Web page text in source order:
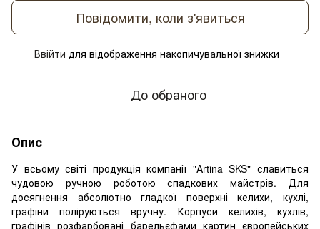
Повідомити, коли з'явиться
Ввійти для відображення накопичувальної знижки
До обраного
Опис
У всьому світі продукція компанії "Artina SKS" славиться
чудовою ручною роботою спадкових майстрів. Для
досягнення абсолютно гладкої поверхні келихи, кухлі,
графіни поліруються вручну. Корпуси келихів, кухлів,
графінів розфарбовані барельєфами картин європейських